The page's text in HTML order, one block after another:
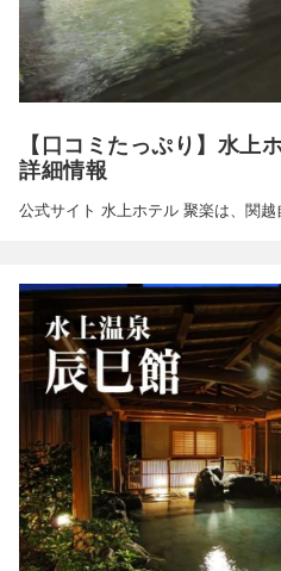
【口コミたっぷり】水上
詳細情報
公式サイト 水上ホテル 聚楽は、関